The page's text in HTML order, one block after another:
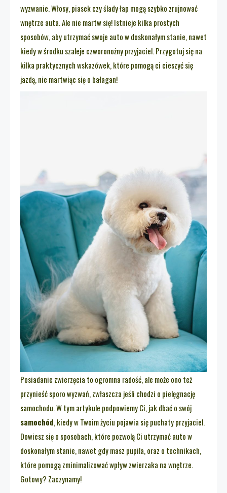
wyzwanie. Włosy, piasek czy ślady łap mogą szybko zrujnować
wnętrze auta. Ale nie martw się! Istnieje kilka prostych
sposobów, aby utrzymać swoje auto w doskonałym stanie, nawet
kiedy w środku szaleje czworonożny przyjaciel. Przygotuj się na
kilka praktycznych wskazówek, które pomogą ci cieszyć się
jazdą, nie martwiąc się o bałagan!
Posiadanie zwierzęcia to ogromna radość, ale może ono też
przynieść sporo wyzwań, zwłaszcza jeśli chodzi o pielęgnację
samochodu. W tym artykule podpowiemy Ci, jak dbać o swój
samochód, kiedy w Twoim życiu pojawia się puchaty przyjaciel.
Dowiesz się o sposobach, które pozwolą Ci utrzymać auto w
doskonałym stanie, nawet gdy masz pupila, oraz o technikach,
które pomogą zminimalizować wpływ zwierzaka na wnętrze.
Gotowy? Zaczynamy!